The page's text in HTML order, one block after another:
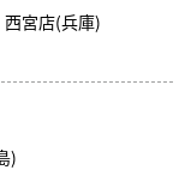
西宮店(兵庫)
)